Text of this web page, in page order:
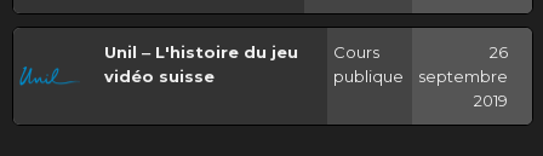
Unil ‒ L'histoire du jeu
vidéo suisse
Cours
publique
26
septembre
2019